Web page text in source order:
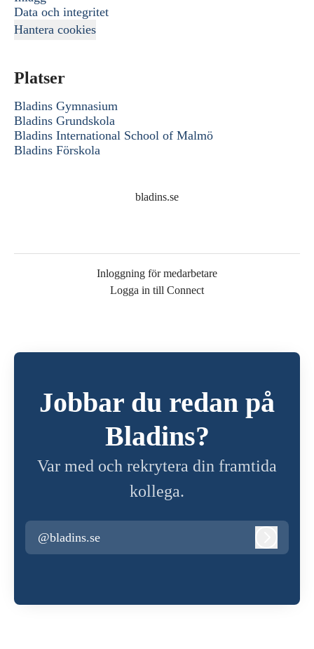
Data och integritet
Hantera cookies
Platser
Bladins Gymnasium
Bladins Grundskola
Bladins International School of Malmö
Bladins Förskola
bladins.se
Inloggning för medarbetare
Logga in till Connect
Jobbar du redan på
Bladins?
Var med och rekrytera din framtida
kollega.
@bladins.se